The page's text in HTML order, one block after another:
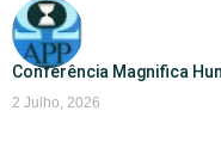
Conferência Magnifica
2 Julho, 2026